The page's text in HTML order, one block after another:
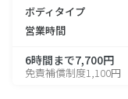
ボディタイプ
営業時間
6時間まで7,700円
免責補償制度1,100円